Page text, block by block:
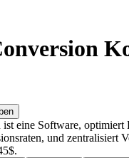
ist eine Software,
und zentralisiert